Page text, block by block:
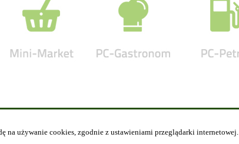
na używanie cookies, zgodnie z ustawieniami przeglądarki internetowej.